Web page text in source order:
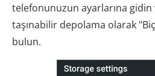
telefonunuzun ayarlarına gidin
taşınabilir depolama olarak
bulun.